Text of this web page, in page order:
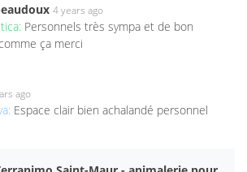
4 years ago
Personnels très sympa et de bon
ça merci
ago
Espace clair bien achalandé personnel